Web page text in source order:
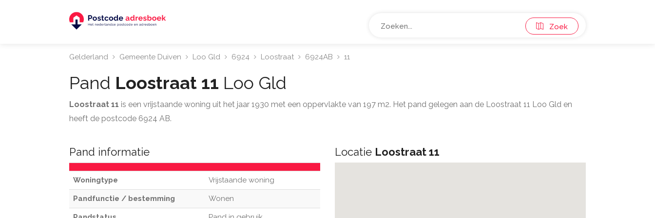
Zoek
Gelderland Gemeente Duiven Loo Gld 6924 Loostraat 6924AB 11
Pand Loostraat 11 Loo Gld
Loostraat 11 is een vrijstaande woning uit het jaar 1930 met een oppervlakte van 197 m2. Het pand gelegen aan de Loostraat 11 Loo Gld en
heeft de postcode 6924 AB.
Pand informatie
Woningtype Vrijstaande woning
Pandfunctie / bestemming Wonen
Locatie Loostraat 11